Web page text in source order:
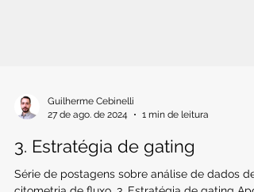
Guilherme Cebinelli
27 de ago. de 2024
1 min de leitura